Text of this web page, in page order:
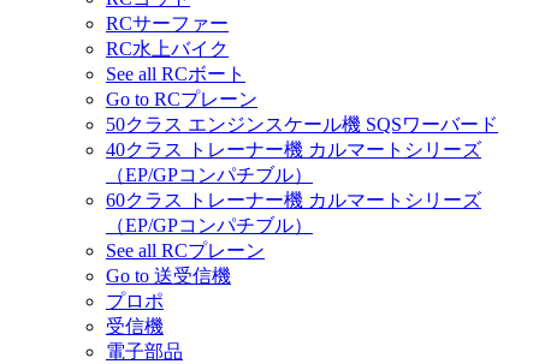
RCサーファー
RC水上バイク
See all RCボート
Go to RCプレーン
50クラス エンジンスケール機 SQSワーバード
40クラス トレーナー機 カルマートシリーズ
（EP/GPコンパチブル）
60クラス トレーナー機 カルマートシリーズ
（EP/GPコンパチブル）
See all RCプレーン
Go to 送受信機
プロポ
受信機
電子部品